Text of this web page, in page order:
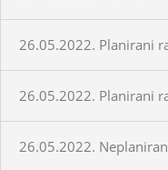
26.05.2022. Planirani
26.05.2022. Planirani
26.05.2022.